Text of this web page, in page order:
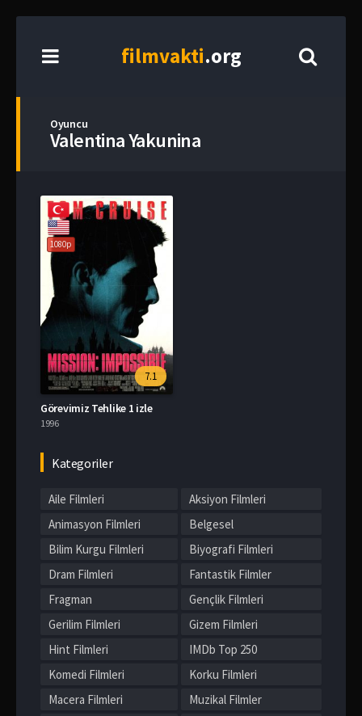
filmvakti.org
Oyuncu
Valentina Yakunina
1080p
7.1
Görevimiz Tehlike 1 izle
1996
Kategoriler
Aile Filmleri
Aksiyon Filmleri
Animasyon Filmleri
Belgesel
Bilim Kurgu Filmleri
Biyografi Filmleri
Dram Filmleri
Fantastik Filmler
Fragman
Gençlik Filmleri
Gerilim Filmleri
Gizem Filmleri
Hint Filmleri
IMDb Top 250
Komedi Filmleri
Korku Filmleri
Macera Filmleri
Muzikal Filmler